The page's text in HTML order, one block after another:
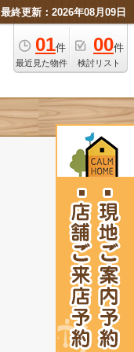
最終更新：2026年08月09日
01件
最近見た物件
00件
検討リスト